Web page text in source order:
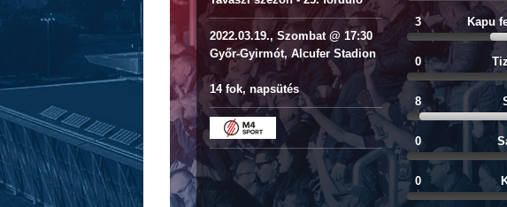
2022.03.19., Szombat @ 17:30
Győr-Gyirmót, Alcufer Stadion
14 fok, napsütés
3 Kapu
0
8
0
0